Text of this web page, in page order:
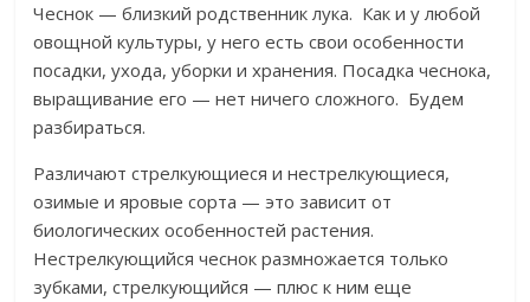
Чеснок — близкий родственник лука. Как и у любой
овощной культуры, у него есть свои особенности
посадки, ухода, уборки и хранения. Посадка чеснока,
выращивание его — нет ничего сложного. Будем
разбираться.
Различают стрелкующиеся и нестрелкующиеся,
озимые и яровые сорта — это зависит от
биологических особенностей растения.
Нестрелкующийся чеснок размножается только
зубками, стрелкующийся — плюс к ним еще